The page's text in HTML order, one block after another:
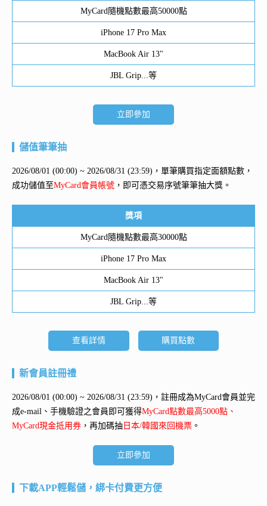
MyCard隨機點數最高50000點
iPhone 17 Pro Max
MacBook Air 13"
JBL Grip...等
立即參加
儲值筆筆抽
2026/08/01 (00:00) ~ 2026/08/31 (23:59)，單筆購買指定面額點數，
成功儲值至MyCard會員帳號 ，即可憑交易序號筆筆抽大獎。
獎項
MyCard隨機點數最高30000點
iPhone 17 Pro Max
MacBook Air 13"
JBL Grip...等
查看詳情 購買點數
新會員註冊禮
2026/08/01 (00:00) ~ 2026/08/31 (23:59)，註冊成為MyCard會員並完
成e-mail、手機驗證之會員即可獲得MyCard點數最高5000點、
MyCard現金抵用券 ，再加碼抽 日本/韓國來回機票 。
立即參加
下載APP輕鬆儲，綁卡付費更方便